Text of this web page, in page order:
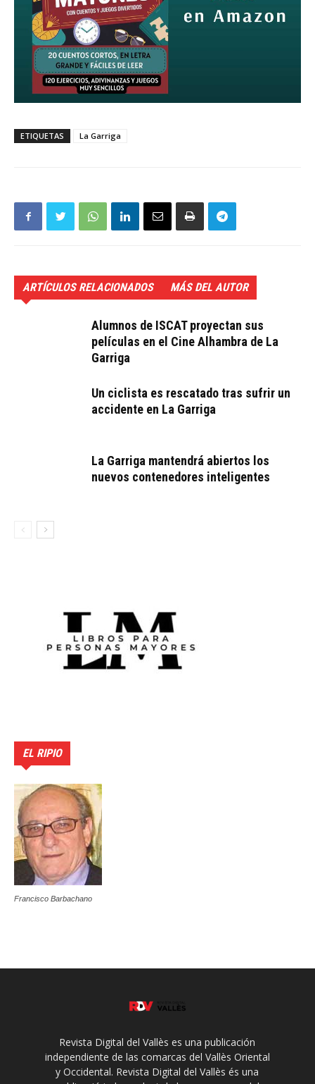
ETIQUETAS La Garriga
ARTÍCULOS RELACIONADOS MÁS DEL AUTOR
Alumnos de ISCAT proyectan sus
películas en el Cine Alhambra de La
Garriga
Un ciclista es rescatado tras sufrir un
accidente en La Garriga
La Garriga mantendrá abiertos los
nuevos contenedores inteligentes
EL RIPIO
Francisco Barbachano
Revista Digital del Vallès es una publicación
independiente de las comarcas del Vallès Oriental
y Occidental. Revista Digital del Vallès és una